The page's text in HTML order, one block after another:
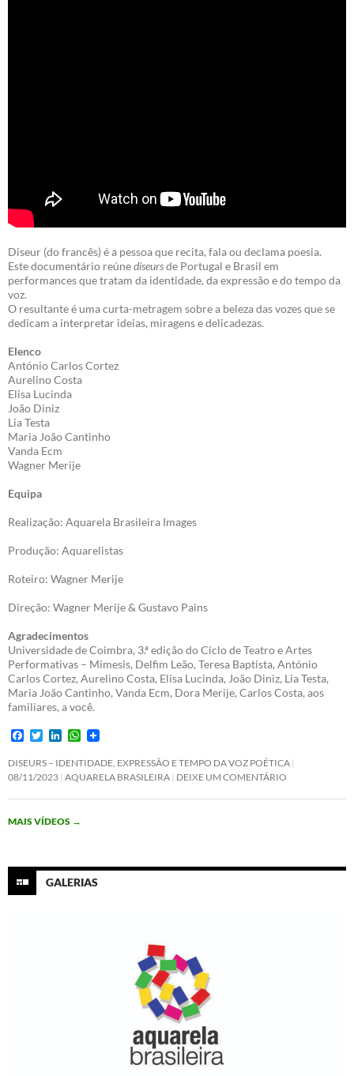
Diseur (do francês) é a pessoa que recita, fala ou declama poesia.
Este documentário reúnediseursde Portugal e Brasil em
performances que tratam da identidade, da expressão e do tempo da
voz.
O resultante é uma curta-metragem sobre a beleza das vozes que se
dedicam a interpretar ideias, miragens e delicadezas.
Elenco
António Carlos Cortez
Aurelino Costa
Elisa Lucinda
João Diniz
Lia Testa
Maria João Cantinho
Vanda Ecm
Wagner Merije
Equipa
Realização: Aquarela Brasileira Images
Produção: Aquarelistas
Roteiro: Wagner Merije
Direção: Wagner Merije & Gustavo Pains
Agradecimentos
Universidade de Coimbra, 3.ª edição do Ciclo de Teatro e Artes
Performativas – Mimesis, Delfim Leão, Teresa Baptista, António
Carlos Cortez, Aurelino Costa, Elisa Lucinda, João Diniz, Lia Testa,
Maria João Cantinho, Vanda Ecm, Dora Merije, Carlos Costa, aos
familiares, a você.
F
c
e
o
k
T
i
t
e
n
k
d
n
W
a
t
A
DISEURS – IDENTIDADE, EXPRESSÃO E TEMPO DA VOZ POÉTICA
08/11/2023 AQUARELA BRASILEIRA DEIXE UM COMENTÁRIO
MAIS VÍDEOS →
GALERIAS